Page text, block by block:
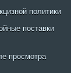
политики
поставки
просмотра